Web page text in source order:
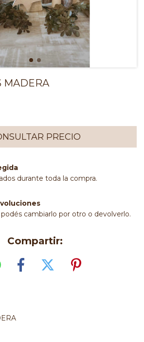
MADERA
durante toda la compra.
cambiarlo por otro o devolverlo.
Compartir: